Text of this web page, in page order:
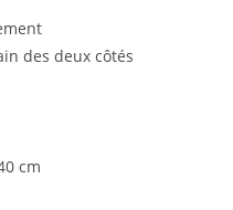
des deux côtés
cm